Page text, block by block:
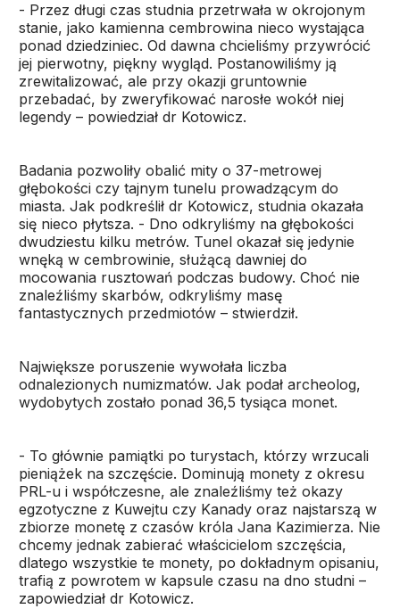
- Przez długi czas studnia przetrwała w okrojonym
stanie, jako kamienna cembrowina nieco wystająca
ponad dziedziniec. Od dawna chcieliśmy przywrócić
jej pierwotny, piękny wygląd. Postanowiliśmy ją
zrewitalizować, ale przy okazji gruntownie
przebadać, by zweryfikować narosłe wokół niej
legendy – powiedział dr Kotowicz.
Badania pozwoliły obalić mity o 37-metrowej
głębokości czy tajnym tunelu prowadzącym do
miasta. Jak podkreślił dr Kotowicz, studnia okazała
się nieco płytsza. - Dno odkryliśmy na głębokości
dwudziestu kilku metrów. Tunel okazał się jedynie
wnęką w cembrowinie, służącą dawniej do
mocowania rusztowań podczas budowy. Choć nie
znaleźliśmy skarbów, odkryliśmy masę
fantastycznych przedmiotów – stwierdził.
Największe poruszenie wywołała liczba
odnalezionych numizmatów. Jak podał archeolog,
wydobytych zostało ponad 36,5 tysiąca monet.
- To głównie pamiątki po turystach, którzy wrzucali
pieniążek na szczęście. Dominują monety z okresu
PRL-u i współczesne, ale znaleźliśmy też okazy
egzotyczne z Kuwejtu czy Kanady oraz najstarszą w
zbiorze monetę z czasów króla Jana Kazimierza. Nie
chcemy jednak zabierać właścicielom szczęścia,
dlatego wszystkie te monety, po dokładnym opisaniu,
trafią z powrotem w kapsule czasu na dno studni –
zapowiedział dr Kotowicz.